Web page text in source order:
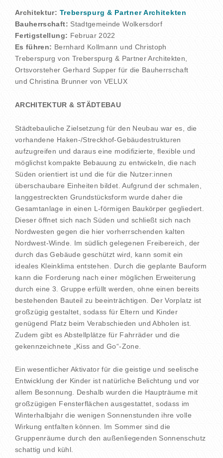
Architektur: Treberspurg & Partner Architekten
Bauherrschaft: Stadtgemeinde Wolkersdorf
Fertigstellung: Februar 2022
Es führen: Bernhard Kollmann und Christoph
Treberspurg von Treberspurg & Partner Architekten,
Ortsvorsteher Gerhard Supper für die Bauherrschaft
und Christina Brunner von VELUX
ARCHITEKTUR & STÄDTEBAU
Städtebauliche Zielsetzung für den Neubau war es, die
vorhandene Haken-/Streckhof-Gebäudestrukturen
aufzugreifen und daraus eine modifizierte, flexible und
möglichst kompakte Bebauung zu entwickeln, die nach
Süden orientiert ist und die für die Nutzer:innen
überschaubare Einheiten bildet. Aufgrund der schmalen,
langgestreckten Grundstücksform wurde daher die
Gesamtanlage in einen L-förmigen Baukörper gegliedert.
Dieser öffnet sich nach Süden und schließt sich nach
Nordwesten gegen die hier vorherrschenden kalten
Nordwest-Winde. Im südlich gelegenen Freibereich, der
durch das Gebäude geschützt wird, kann somit ein
ideales Kleinklima entstehen. Durch die geplante Bauform
kann die Forderung nach einer möglichen Erweiterung
durch eine 3. Gruppe erfüllt werden, ohne einen bereits
bestehenden Bauteil zu beeinträchtigen. Der Vorplatz ist
großzügig gestaltet, sodass für Eltern und Kinder
genügend Platz beim Verabschieden und Abholen ist.
Zudem gibt es Abstellplätze für Fahrräder und die
gekennzeichnete „Kiss and Go“-Zone.
Ein wesentlicher Aktivator für die geistige und seelische
Entwicklung der Kinder ist natürliche Belichtung und vor
allem Besonnung. Deshalb wurden die Haupträume mit
großzügigen Fensterflächen ausgestattet, sodass im
Winterhalbjahr die wenigen Sonnenstunden ihre volle
Wirkung entfalten können. Im Sommer sind die
Gruppenräume durch den außenliegenden Sonnenschutz
schattig und kühl.